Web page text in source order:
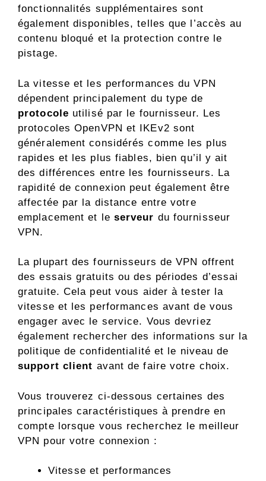
fonctionnalités supplémentaires sont
également disponibles, telles que l’accès au
contenu bloqué et la protection contre le
pistage.
La vitesse et les performances du VPN
dépendent principalement du type de
protocole utilisé par le fournisseur. Les
protocoles OpenVPN et IKEv2 sont
généralement considérés comme les plus
rapides et les plus fiables, bien qu’il y ait
des différences entre les fournisseurs. La
rapidité de connexion peut également être
affectée par la distance entre votre
emplacement et le serveur du fournisseur
VPN.
La plupart des fournisseurs de VPN offrent
des essais gratuits ou des périodes d’essai
gratuite. Cela peut vous aider à tester la
vitesse et les performances avant de vous
engager avec le service. Vous devriez
également rechercher des informations sur la
politique de confidentialité et le niveau de
support client avant de faire votre choix.
Vous trouverez ci-dessous certaines des
principales caractéristiques à prendre en
compte lorsque vous recherchez le meilleur
VPN pour votre connexion :
Vitesse et performances